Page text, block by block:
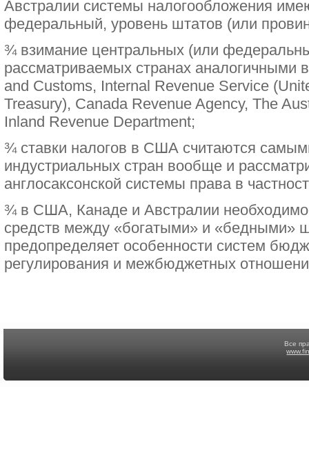
Австралии системы налогообложения
федеральный, уровень штатов (или
¾ взимание центральных (или
рассматриваемых странах аналогичными
and Customs, Internal Revenue Service
Treasury), Canada Revenue Agency, The
Inland Revenue Department;
¾ ставки налогов в США считаются
индустриальных стран вообще и
англосаксонской системы права в
¾ в США, Канаде и Австралии
средств между «богатыми» и «бедными»
предопределяет особенности систем
регулирования и межбюджетных
Все